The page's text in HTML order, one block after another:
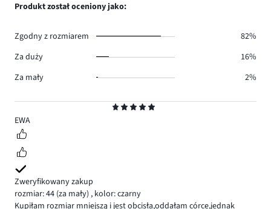
5
EWA
Zweryfikowany zakup
rozmiar: 44 (za mały) , kolor: czarny
Kupiłam rozmiar mniejszą i jest obcisła,oddałam córce,jednak
Produkt został oceniony jako:
Zgodny z rozmiarem
82%
Za duży
16%
Za mały
2%